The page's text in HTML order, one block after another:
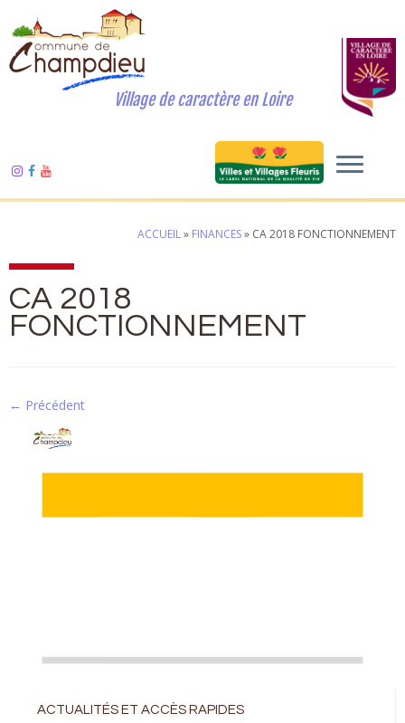
Village de caractère en Loire
ACCUEIL» FINANCES» CA 2018 FONCTIONNEMENT
CA 2018
FONCTIONNEMENT
← Précédent
ACTUALITÉS ET ACCÈS RAPIDES